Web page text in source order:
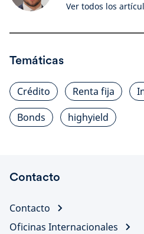
Ver todos los
Temáticas
Crédito Renta fija
Bonds
highyield
Contacto
Contacto
Oficinas Internacionales